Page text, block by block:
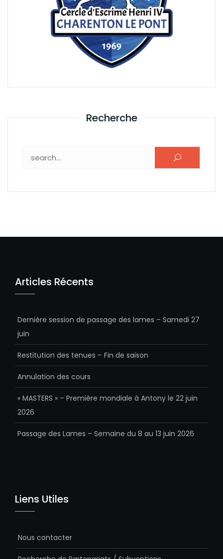
Recherche
Articles Récents
Dernière session de passage des lames – Samedi 27
juin
Restitution des tenues – Fin de saison
Annulation des cours
« MASTERS » – Première mondiale à Antony le 22 juin
2026
Passage des Lames – Semaine du 8 au 13 juin 2026
Liens Utiles
Nous contacter